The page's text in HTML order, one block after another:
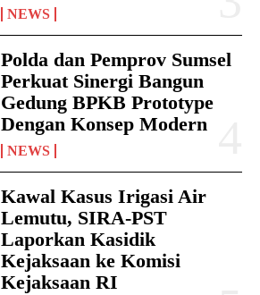
NEWS
Polda dan Pemprov Sumsel
Perkuat Sinergi Bangun
Gedung BPKB Prototype
Dengan Konsep Modern
NEWS
Kawal Kasus Irigasi Air
Lemutu, SIRA-PST
Laporkan Kasidik
Kejaksaan ke Komisi
Kejaksaan RI